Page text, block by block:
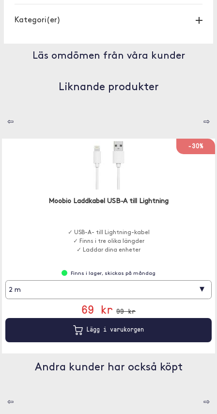
Kategori(er)
Läs omdömen från våra kunder
Liknande produkter
⇦ ⇨
-30%
Moobio Laddkabel USB-A till Lightning
✓ USB-A- till Lightning-kabel
✓ Finns i tre olika längder
✓ Laddar dina enheter
Finns i lager, skickas på måndag
2 m ▾
69 kr 99 kr
Lägg i varukorgen
Andra kunder har också köpt
⇦ ⇨